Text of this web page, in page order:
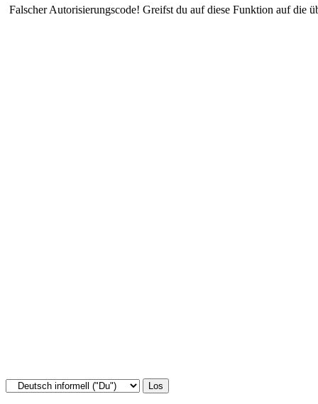
Falscher Autorisierungscode! Greifst du auf diese Funktion auf die